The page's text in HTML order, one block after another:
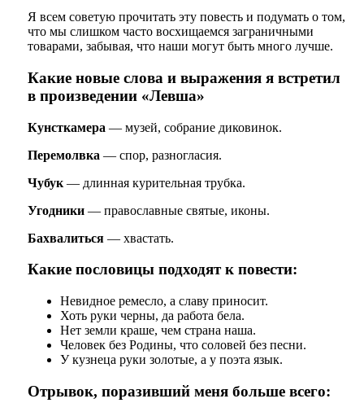
Я всем советую прочитать эту повесть и подумать о том,
что мы слишком часто восхищаемся заграничными
товарами, забывая, что наши могут быть много лучше.
Какие новые слова и выражения я встретил
в произведении «Левша»
Кунсткамера — музей, собрание диковинок.
Перемолвка — спор, разногласия.
Чубук— длинная курительная трубка.
Угодники— православные святые, иконы.
Бахвалиться— хвастать.
Какие пословицы подходят к повести:
Невидное ремесло, а славу приносит.
Хоть руки черны, да работа бела.
Нет земли краше, чем страна наша.
Человек без Родины, что соловей без песни.
У кузнеца руки золотые, а у поэта язык.
Отрывок, поразивший меня больше всего: